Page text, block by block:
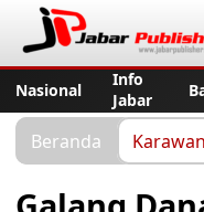
Nasional
Info
Jabar
Beranda